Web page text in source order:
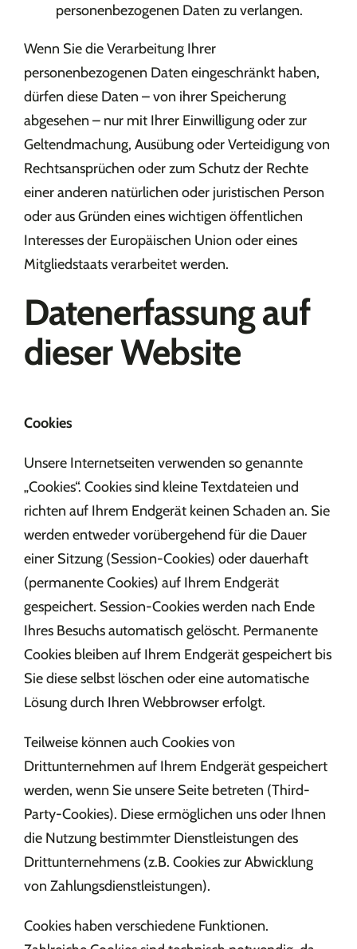
personenbezogenen Daten zu verlangen.
Wenn Sie die Verarbeitung Ihrer
personenbezogenen Daten eingeschränkt haben,
dürfen diese Daten – von ihrer Speicherung
abgesehen – nur mit Ihrer Einwilligung oder zur
Geltendmachung, Ausübung oder Verteidigung von
Rechtsansprüchen oder zum Schutz der Rechte
einer anderen natürlichen oder juristischen Person
oder aus Gründen eines wichtigen öffentlichen
Interesses der Europäischen Union oder eines
Mitgliedstaats verarbeitet werden.
Datenerfassung auf
dieser Website
Cookies
Unsere Internetseiten verwenden so genannte
„Cookies“. Cookies sind kleine Textdateien und
richten auf Ihrem Endgerät keinen Schaden an. Sie
werden entweder vorübergehend für die Dauer
einer Sitzung (Session-Cookies) oder dauerhaft
(permanente Cookies) auf Ihrem Endgerät
gespeichert. Session-Cookies werden nach Ende
Ihres Besuchs automatisch gelöscht. Permanente
Cookies bleiben auf Ihrem Endgerät gespeichert bis
Sie diese selbst löschen oder eine automatische
Lösung durch Ihren Webbrowser erfolgt.
Teilweise können auch Cookies von
Drittunternehmen auf Ihrem Endgerät gespeichert
werden, wenn Sie unsere Seite betreten (Third-
Party-Cookies). Diese ermöglichen uns oder Ihnen
die Nutzung bestimmter Dienstleistungen des
Drittunternehmens (z.B. Cookies zur Abwicklung
von Zahlungsdienstleistungen).
Cookies haben verschiedene Funktionen.